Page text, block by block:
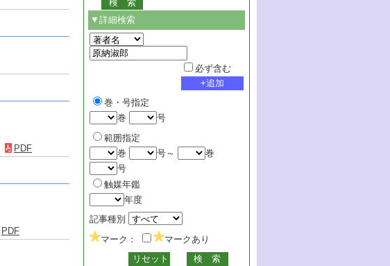
PDF
PDF
▼詳細検索
必ず含む
巻・号指定
巻
号
範囲指定
巻
号～
巻
号
触媒年鑑
年度
記事種別
マーク：
マークあり